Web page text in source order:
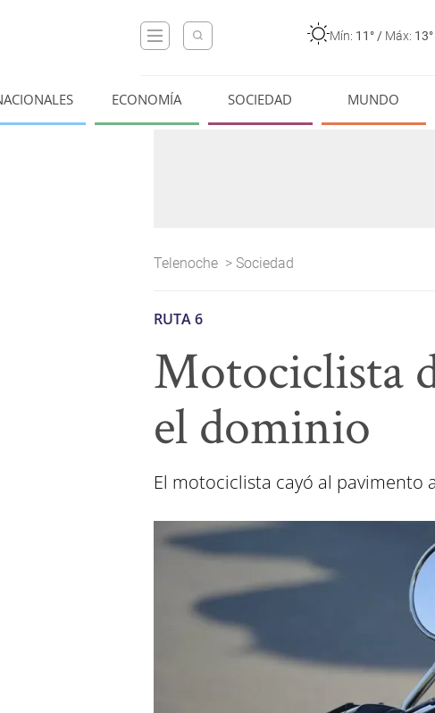
Mín: 11° / Máx: 13°
ECONOMÍA SOCIEDAD MUNDO
Telenoche > Sociedad
RUTA 6
Motociclista
el dominio
El motociclista cayó al pavimento